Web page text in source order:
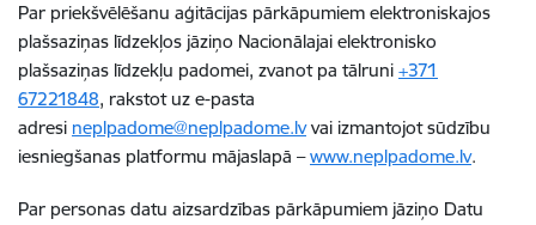
Par priekšvēlēšanu aģitācijas pārkāpumiem elektroniskajos
plašsaziņas līdzekļos jāziņo Nacionālajai elektronisko
plašsaziņas līdzekļu padomei, zvanot pa tālruni +371
67221848, rakstot uz e-pasta
adresi neplpadome@neplpadome.lvvai izmantojot sūdzību
iesniegšanas platformu mājaslapā –www.neplpadome.lv.
Par personas datu aizsardzības pārkāpumiem jāziņo Datu